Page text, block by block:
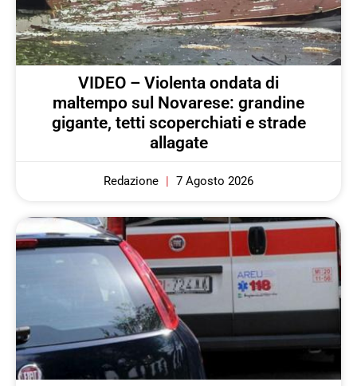
VIDEO – Violenta ondata di
maltempo sul Novarese: grandine
gigante, tetti scoperchiati e strade
allagate
Redazione 7 Agosto 2026